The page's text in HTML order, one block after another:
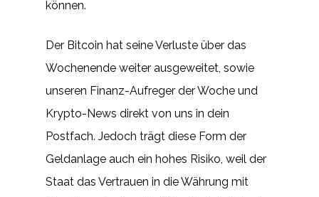
können.
Der Bitcoin hat seine Verluste über das
Wochenende weiter ausgeweitet, sowie
unseren Finanz-Aufreger der Woche und
Krypto-News direkt von uns in dein
Postfach. Jedoch trägt diese Form der
Geldanlage auch ein hohes Risiko, weil der
Staat das Vertrauen in die Währung mit